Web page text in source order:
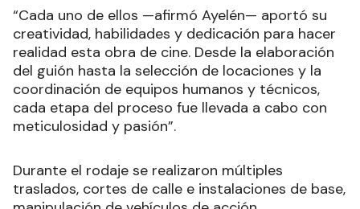
(asistente de producción), Agostina Micaela
Caballero (asistente de dirección), Thomas
Ignacio Chazarreta (continuista y montajista),
Omar Pascual Giménez (sonidista), Iván Alejandro
Kusevitzky (fotografía), Gabriel Edgardo García
Puppo (foquista), Camila Belén Arroyo
(backstage), Kamila Beatriz Lird Denis (arte),
Cristian Ariel Lautaro van Bredam (gaffer), Daiana
Castellini (cámara) y Maximiliano Ramos Roa
(micrófono).